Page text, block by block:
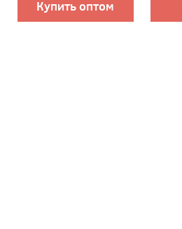
Купить оптом